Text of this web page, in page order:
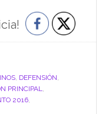
, DEFENSIÓN,
PRINCIPAL,
2016,